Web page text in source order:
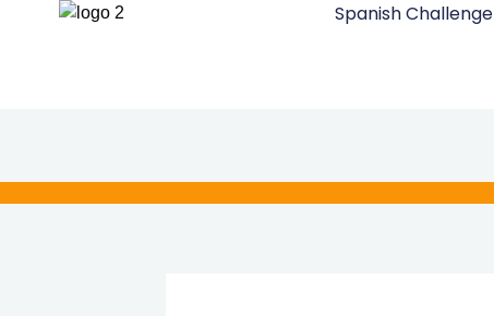
Spanish Challenge